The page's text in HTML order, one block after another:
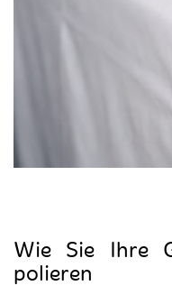
Wie Sie Ihre
polieren